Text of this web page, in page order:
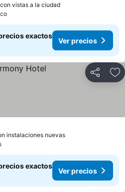
vistas a la ciudadVer precios
exactos
Ver precios
Compartir
instalaciones nuevasVer precios
exactos
Ver precios